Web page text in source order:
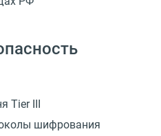
Tier III
шифрования